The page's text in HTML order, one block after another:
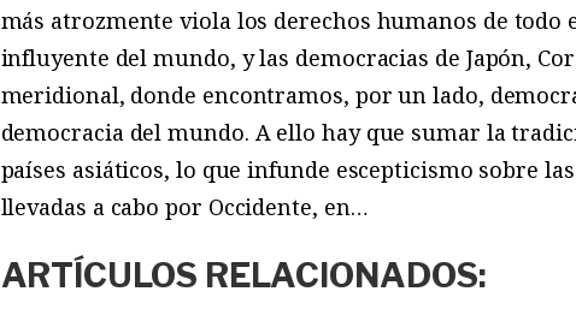
más atrozmente viola los derechos humanos de
influyente del mundo, y las democracias de Japón,
meridional, donde encontramos, por un lado,
democracia del mundo. A ello hay que sumar la
países asiáticos, lo que infunde escepticismo sobre
llevadas a cabo por Occidente, en…
ARTÍCULOS RELACIONADOS: